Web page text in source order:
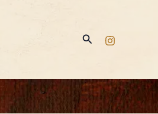
Buscar